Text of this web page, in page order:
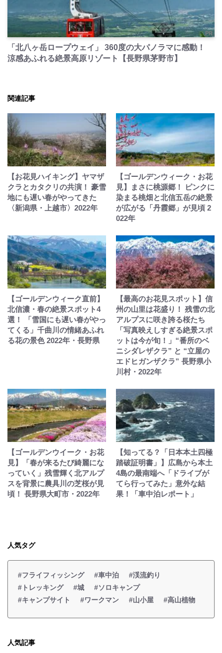
PR
「北八ヶ岳ロープウェイ」 360度の大パノラマに感動！
涼感あふれる絶景高原リゾート【長野県茅野市】
関連記事
【お花見ハイキング】ヤマザ
クラとカタクリの共演！ 豪雪
地にも遅い春がやってきた
〈新潟県・上越市〉2022年
【ゴールデンウィーク・お花
見】まさに桃源郷！ ピンクに
染まる桃畑と北信五岳の絶景
が広がる「丹霞郷」が見頃 2
022年
【ゴールデンウィーク直前】
北信濃・春の絶景スポット4
選！ 「雪国にも遅い春がやっ
てくる」千曲川の情緒あふれ
る花の景色 2022年・長野県
【最高のお花見スポット】信
州の山里は花盛り！ 残雪の北
アルプスに咲き誇る桜たち
「写真映えしすぎる絶景スポ
ットは今が旬！」“番所のベ
ニシダレザクラ” と “立屋の
エドヒガンザクラ” 長野県小
川村・2022年
【ゴールデンウイーク・お花
見】「春が来るたび綺麗にな
っていく」残雪輝く北アルプ
スを背景に農具川の芝桜が見
頃！ 長野県大町市・2022年
【知ってる？「日本本土四極
踏破証明書」】広島から本土
4島の最南端へ「ドライブが
てら行ってみた」意外な結
果！「車中泊レポート」
人気タグ
#フライフィッシング #車中泊
#渓流釣り
#トレッキング
#城
#ソロキャンプ
#キャンプサイト
#ワークマン #山小屋 #高山植物
人気記事